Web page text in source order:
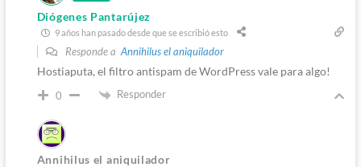
Diógenes Pantarújez
9 años han pasado desde que se escribió esto
Responde aAnnihilus el aniquilador
Hostiaputa, el filtro antispam de WordPress vale para algo!
0 Responder
Annihilus el aniquilador